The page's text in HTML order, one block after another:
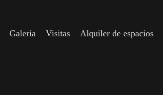
Galeria Visitas Alquiler de espacios